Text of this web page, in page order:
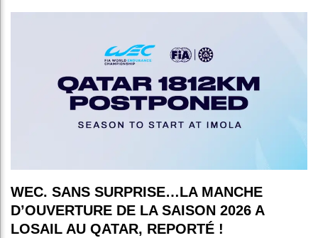
WEC. SANS SURPRISE…LA MANCHE
D’OUVERTURE DE LA SAISON 2026 A
LOSAIL AU QATAR, REPORTÉ !